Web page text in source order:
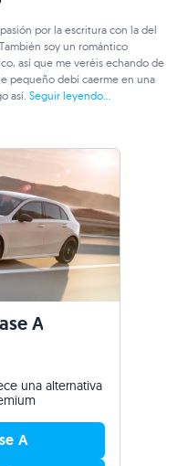
por la escritura con la del
soy un romántico
así que me veréis echando de
pequeño debí caerme en una
así.Seguir leyendo...
A
una alternativa
A